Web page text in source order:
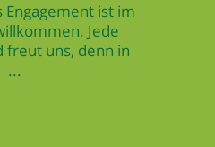
Engagement ist im
Jede
freut uns, denn in
...